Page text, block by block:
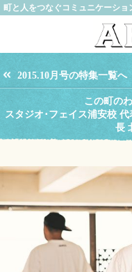
町と人をつなぐコミュニケーショ
2015.10月号の特集一覧へ
この町の
スタジオ･フェイス浦安校
長